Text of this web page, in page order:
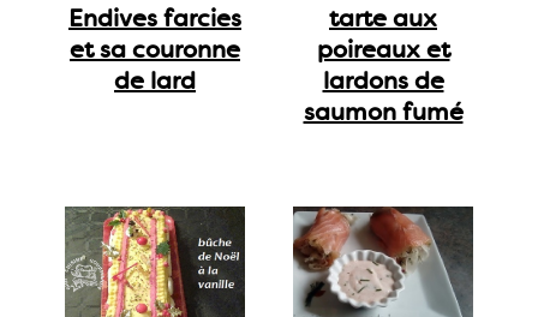
Endives farcies
et sa couronne
de lard
tarte aux
poireaux et
lardons de
saumon fumé